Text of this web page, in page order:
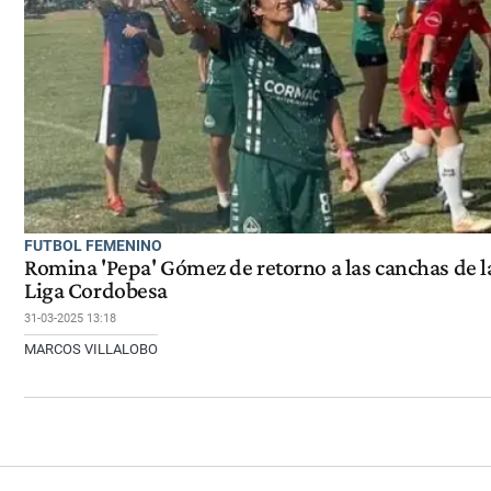
FUTBOL FEMENINO
Romina 'Pepa' Gómez de retorno a las canchas de
Liga Cordobesa
31-03-2025 13:18
MARCOS VILLALOBO